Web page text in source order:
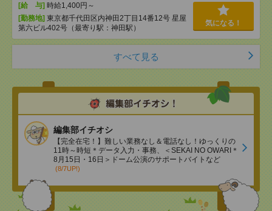
[給 与] 時給1,400円～
[勤務地] 東京都千代田区内神田2丁目14番12号 星屋
第六ビル402号（最寄り駅：神田駅）
気になる！
すべて見る
編集部イチオシ
【完全在宅！】難しい業務なし＆電話なし！ゆっくりの
11時～時短＊データ入力・事務、＜SEKAI NO OWARI＊
8月15日・16日＞ドーム公演のサポートバイトなど
(8/7UP!)